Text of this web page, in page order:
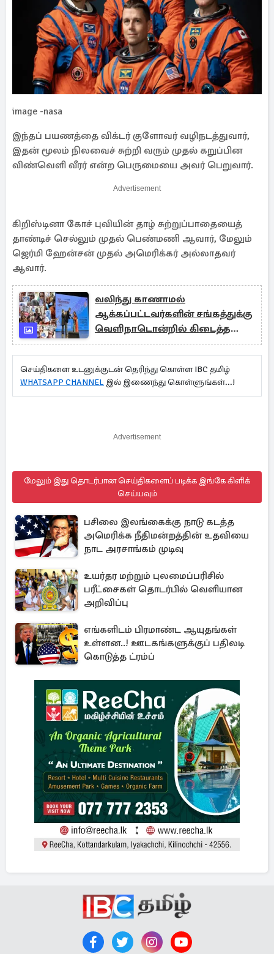
image -nasa
இந்தப் பயணத்தை விக்டர் குளோவர் வழிநடத்துவார்,
இதன் மூலம் நிலவைச் சுற்றி வரும் முதல் கறுப்பின
விண்வெளி வீரர் என்ற பெருமையை அவர் பெறுவார்.
Advertisement
கிறிஸ்டினா கோச் புவியின் தாழ் சுற்றுப்பாதையைத்
தாண்டிச் செல்லும் முதல் பெண்மணி ஆவார், மேலும்
ஜெர்மி ஹேன்சன் முதல் அமெரிக்கர் அல்லாதவர்
ஆவார்.
வலிந்து காணாமல்
ஆக்கப்பட்டவர்களின் சங்கத்துக்கு
வெளிநாடொன்றில் கிடைத்த
விருது
செய்திகளை உடனுக்குடன் தெரிந்து கொள்ள IBC தமிழ்
WHATSAPP CHANNEL இல் இணைந்து கொள்ளுங்கள்...!
Advertisement
மேலும் இது தொடர்பான செய்திகளைப் படிக்க இங்கே கிளிக்
செய்யவும்
பசிலை இலங்கைக்கு நாடு கடத்த
அமெரிக்க நீதிமன்றத்தின் உதவியை
நாட அரசாங்கம் முடிவு
உயர்தர மற்றும் புலமைப்பரிசில்
பரீட்சைகள் தொடர்பில் வெளியான
அறிவிப்பு
எங்களிடம் பிரமாண்ட ஆயுதங்கள்
உள்ளன..! ஊடகங்களுக்குப் பதிலடி
கொடுத்த ட்ரம்ப்